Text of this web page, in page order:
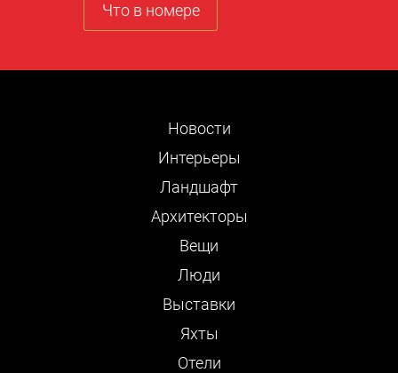
Что в номере
Новости
Интерьеры
Ландшафт
Архитекторы
Вещи
Люди
Выставки
Яхты
Отели